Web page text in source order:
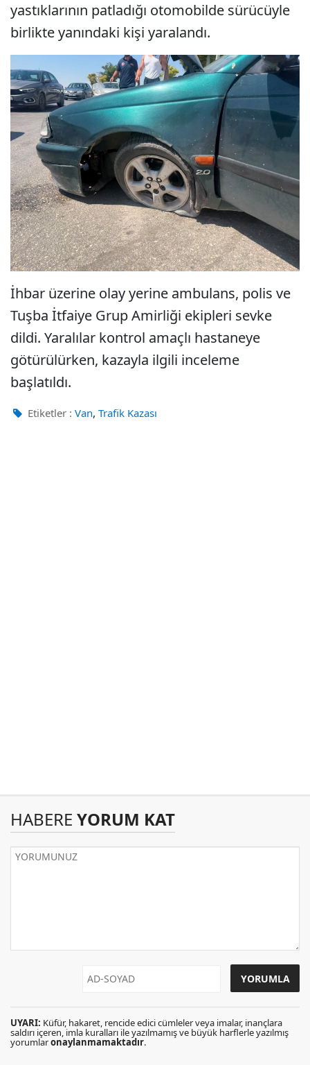
yastıklarının patladığı otomobilde sürücüyle
birlikte yanındaki kişi yaralandı.
İhbar üzerine olay yerine ambulans, polis ve
Tuşba İtfaiye Grup Amirliği ekipleri sevke
dildi. Yaralılar kontrol amaçlı hastaneye
götürülürken, kazayla ilgili inceleme
başlatıldı.
Etiketler : Van, Trafik Kazası
HABERE YORUM KAT
UYARI: Küfür, hakaret, rencide edici cümleler veya imalar, inançlara
saldırı içeren, imla kuralları ile yazılmamış ve büyük harflerle yazılmış
yorumlaronaylanmamaktadır.